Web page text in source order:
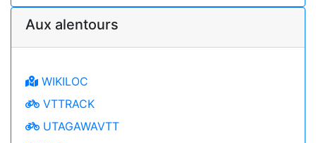
Aux alentours
WIKILOC
VTTRACK
UTAGAWAVTT